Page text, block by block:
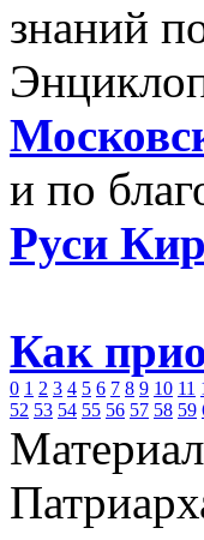
знаний
и по
Руси
Как
0 1 2 3 4 5 6 7 8 9 10 11
52 53 54 55 56 57 58 59